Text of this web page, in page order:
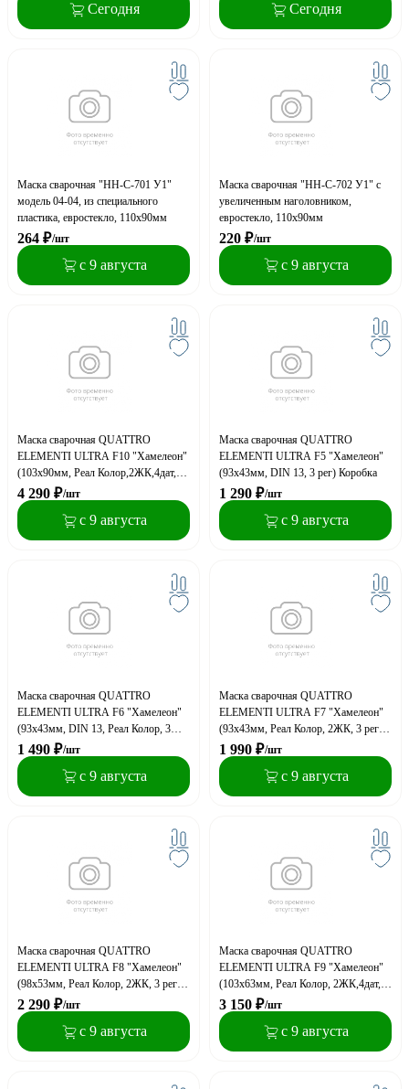
Сегодня Сегодня
Маска сварочная "НН-С-701 У1"
модель 04-04, из специального
пластика, евростекло, 110х90мм
264 ₽/шт
с 9 августа
Маска сварочная "НН-С-702 У1" с
увеличенным наголовником,
евростекло, 110х90мм
220 ₽/шт
с 9 августа
Маска сварочная QUATTRO
ELEMENTI ULTRA F10 "Хамелеон"
(103x90мм, Реал Колор,2ЖК,4дат,3
рег) Коробка
4 290 ₽/шт
с 9 августа
Маска сварочная QUATTRO
ELEMENTI ULTRA F5 "Хамелеон"
(93x43мм, DIN 13, 3 рег) Коробка
1 290 ₽/шт
с 9 августа
Маска сварочная QUATTRO
ELEMENTI ULTRA F6 "Хамелеон"
(93x43мм, DIN 13, Реал Колор, 3
рег) Коробка
1 490 ₽/шт
с 9 августа
Маска сварочная QUATTRO
ELEMENTI ULTRA F7 "Хамелеон"
(93x43мм, Реал Колор, 2ЖК, 3 рег)
Коробка
1 990 ₽/шт
с 9 августа
Маска сварочная QUATTRO
ELEMENTI ULTRA F8 "Хамелеон"
(98x53мм, Реал Колор, 2ЖК, 3 рег)
Коробка
2 290 ₽/шт
с 9 августа
Маска сварочная QUATTRO
ELEMENTI ULTRA F9 "Хамелеон"
(103x63мм, Реал Колор, 2ЖК,4дат,3
рег) Коробка
3 150 ₽/шт
с 9 августа